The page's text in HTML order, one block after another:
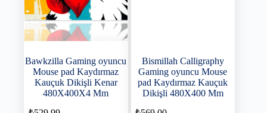
Bawkzilla Gaming oyuncu
Mouse pad Kaydırmaz
Kauçuk Dikişli Kenar
480X400X4 Mm
Bismillah Calligraphy
Gaming oyuncu Mouse
pad Kaydırmaz Kauçuk
Dikişli 480X400 Mm